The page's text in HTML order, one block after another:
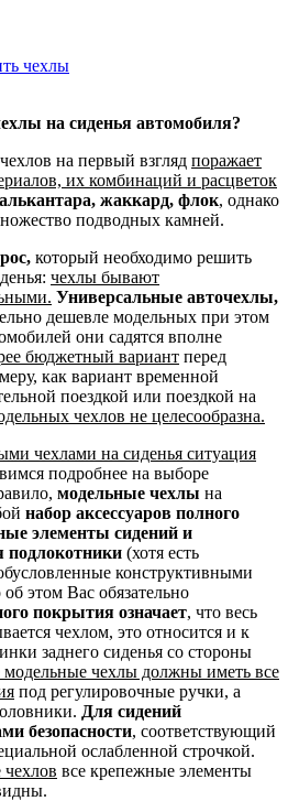
чехлы
на сиденья автомобиля?
на первый взгляд поражает
их комбинаций и расцветок
жаккард, флок, однако
подводных камней.
который необходимо решить
чехлы бывают
Универсальные авточехлы,
дешевле модельных при этом
они садятся вполне
бюджетный вариант перед
как вариант временной
поездкой или поездкой на
чехлов не целесообразна.
чехлами на сиденья ситуация
подробнее на выборе
модельные чехлы на
набор аксессуаров полного
элементы сидений и
подлокотники (хотя есть
конструктивными
этом Вас обязательно
покрытия означает, что весь
чехлом, это относится и к
заднего сиденья со стороны
модельные чехлы должны иметь все
под регулировочные ручки, а
Для сидений
безопасности, соответствующий
ослабленной строчкой.
все крепежные элементы